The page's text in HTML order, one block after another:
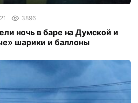
3896
ночь в баре на Думской и
шарики и баллоны